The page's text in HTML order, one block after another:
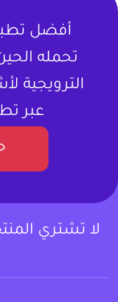
أفضل
تحمله
الترويجية
عبر
لا تشتري